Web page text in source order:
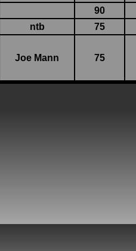
90
ntb 75
Joe Mann 75